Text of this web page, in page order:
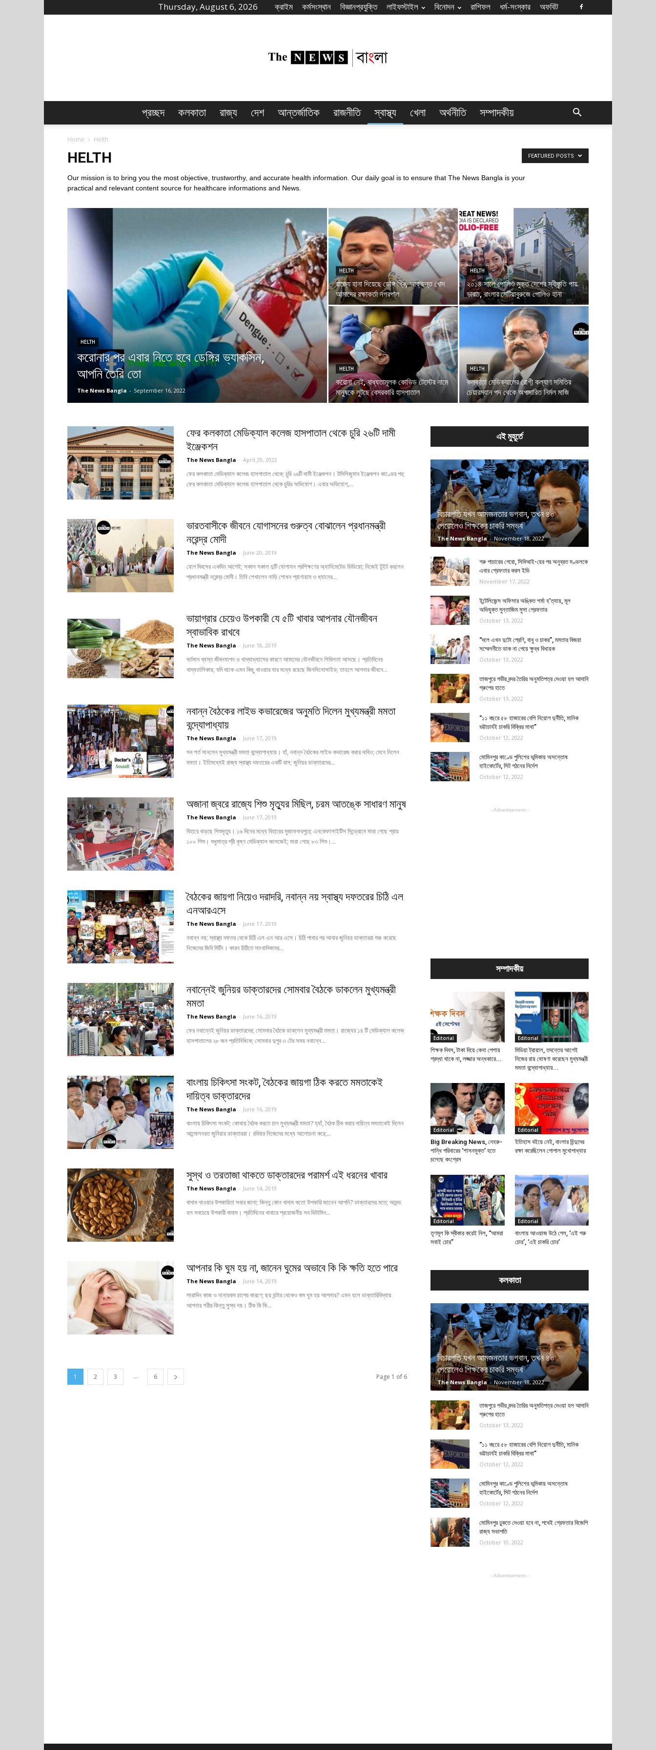
Thursday, August 6, 2026 ক্রাইম কর্মসংস্থান বিজ্ঞানপ্রযুক্তি লাইফস্টাইল বিনোদন রাশিফল ধৰ্ম-সংস্কার অফবিট
বাংলা
প্রচ্ছদ কলকাতা রাজ্য দেশ আন্তর্জাতিক রাজনীতি স্বাস্থ্য খেলা অর্থনীতি সম্পাদকীয়
Home Helth
HELTH
Our mission is to bring you the most objective, trustworthy, and accurate health information. Our daily goal is to ensure that The News Bangla is your
practical and relevant content source for healthcare informations and News.
FEATURED POSTS
HELTH
করোনার পর এবার নিতে হবে ডেঙ্গির ভ্যাকসিন,
আপনি তৈরি তো
The News Bangla - September 16, 2022
HELTH
রাজ্যে হানা দিয়েছে ডেঙ্গি থ্রি, আক্রান্ত খোদ
আমাদের রক্ষাকর্তা নগরপাল
HELTH
২০১৪ সালে পোলিও মুক্ত দেশের স্বীকৃতি পায়
ভারত, বাংলার মেটিয়াবুরুজে পোলিও হানা
HELTH
করোনা নেই, বাধ্যতামূলক কোভিড টেস্টের নামে
মানুষকে লুটছে বেসরকারি হাসপাতাল
HELTH
কলকাতা মেডিক্যালের রোগী কল্যাণ সমিতির
চেয়ারম্যান পদ থেকে অপসারিত নির্মল মাজি
ফের কলকাতা মেডিক্যাল কলেজ হাসপাতাল থেকে চুরি ২৬টি দামী
ইঞ্জেকশন
The News Bangla - April 29, 2022
ফের কলকাতা মেডিক্যাল কলেজ হাসপাতাল থেকে; চুরি ২৬টি দামী ইঞ্জেকশন। টসিলিজুমাব ইঞ্জেকশন কাণ্ডের পর;
ফের কলকাতা মেডিক্যাল কলেজ হাসপাতাল থেকে চুরির অভিযোগ। এবার অভিযোগ,...
ভারতবাসীকে জীবনে যোগাসনের গুরুত্ব বোঝালেন প্রধানমন্ত্রী
নরেন্দ্র মোদী
The News Bangla - June 20, 2019
যোগ দিবসের একদিন আগেই; সকাল সকাল দুটি যোগাসন প্রশিক্ষণের অ্যানিমেটেড ভিডিয়ো; নিজেই টুইট করলেন
প্রধানমন্ত্রী নরেন্দ্র মোদী। তিনি শেখালেন নাড়ি শোধন প্রাণায়াম ও ধ্যানের...
ভায়াগ্রার চেয়েও উপকারী যে ৫টি খাবার আপনার যৌনজীবন
স্বাভাবিক রাখবে
The News Bangla - June 18, 2019
বর্তমান ব্যস্ত জীবনযাপন ও খাদ্যাভ্যাসের কারণে আমাদের যৌনজীবনে শিথিলতা আসছে। প্রতিদিনের
খাদ্যতালিকায়; যদি থাকে এমন কিছু খাওয়ার যার মধ্যে রয়েছে জিনসিনোসাইড; তাহলে আপনার জীবনে...
নবান্ন বৈঠকের লাইভ কভারেজের অনুমতি দিলেন মুখ্যমন্ত্রী মমতা
বন্দ্যোপাধ্যায়
The News Bangla - June 17, 2019
সব শর্ত মানলেন মুখ্যমন্ত্রী মমতা বন্দ্যোপাধ্যায়। হাঁ, নবান্ন বৈঠকের লাইভ কভারেজ করার দাবিও; মেনে নিলেন
মমতা। ইতিমধ্যেই রাজ্য স্বাস্থ্য দফতরের একটি বাস; জুনিয়র ডাক্তারদের...
অজানা জ্বরে রাজ্যে শিশু মৃত্যুর মিছিল, চরম আতঙ্কে সাধারণ মানুষ
The News Bangla - June 17, 2019
বিহারে বাড়ছে শিশুমৃত্যু। ১৬ দিনের মধ্যে বিহারের মুজাফফরপুরে; এনকেফালাইটিস সিন্ড্রোমে মারা গেছে প্রায়
১০০ শিশু। শুধুমাত্র শ্রী কৃষ্ণ মেডিক্যাল কলেজেই; মারা গেছে ৮৩ শিশু।...
বৈঠকের জায়গা নিয়েও দরাদরি, নবান্ন নয় স্বাস্থ্য দফতরের চিঠি এল
এনআরএসে
The News Bangla - June 17, 2019
নবান্ন নয়; স্বাস্থ্য দফতর থেকে চিঠি এল এন আর এসে। চিঠি পাবার পর আবার জুনিয়র ডাক্তাররা শুরু করেছে
নিজেদের জিবি মিটিং। কারন চিঠিতে সাংবাদিকদের...
নবান্নেই জুনিয়র ডাক্তারদের সোমবার বৈঠকে ডাকলেন মুখ্যমন্ত্রী
মমতা
The News Bangla - June 16, 2019
ফের নবান্নেই জুনিয়র ডাক্তারদের; সোমবার বৈঠকে ডাকলেন মুখ্যমন্ত্রী মমতা। রাজ্যের ১৪ টি মেডিক্যাল কলেজ
হাসপাতালের ২৮ জন প্রতিনিধিকে; সোমবার দুপুর ৩ টের সময় নবান্নে...
বাংলায় চিকিৎসা সংকট, বৈঠকের জায়গা ঠিক করতে মমতাকেই
দায়িত্ব ডাক্তারদের
The News Bangla - June 16, 2019
বাংলায় চিকিৎসা সংকট; কোথায় বৈঠক করতে চান মুখ্যমন্ত্রী মমতা? হ্যাঁ, বৈঠক ঠিক করার দায়িত্ব মমতাকেই দিলেন
আন্দোলনরত জুনিয়ার ডাক্তাররা। রবিবার নিজেদের মধ্যে আলোচনা করে;...
সুস্থ ও তরতাজা থাকতে ডাক্তারদের পরামর্শ এই ধরনের খাবার
The News Bangla - June 14, 2019
বাদাম খাওয়ার উপকারিতা সবার জানা; কিন্তু কোন বাদাম কতো উপকারি জানেন আপনি? ডাক্তারদের মতে; আমন্ড
হল সবচেয়ে উপকারী বাদাম। প্রতিদিনের খাবারে প্রয়োজনীয় সব ভিটামিন...
আপনার কি ঘুম হয় না, জানেন ঘুমের অভাবে কি কি ক্ষতি হতে পারে
The News Bangla - June 14, 2019
সারাদিন কাজ ও নানারকম চাপের কারণে; ছয় ঘন্টার থেকেও কম ঘুম হয় আপনার? এমন হলে ডাক্তারিবিদ্যায়
আপনার শরীর কিন্তু সুস্থ নয়। ঠিক কি কি...
1 2 3 ... 6 Page 1 of 6
এই মুহূর্তে
বিচারপতি যখন আমজনতার ভগবান, তখন ৪০
পেরোলেও শিক্ষকের চাকরি সম্ভব
The News Bangla - November 18, 2022
গরু পাচারের গেরো, সিবিআই-য়ের পর অনুব্রত মণ্ডলকে
এবার গ্রেফতার করল ইডি
November 17, 2022
ইন্টেলিজেন্স অফিসার অঙ্কিত শর্মা হ’ত্যায়, মূল
অভিযুক্ত মুন্তাজিম মুসা গ্রেফতার
October 13, 2022
“দলে এখন দুটো শ্রেণি, বাবু ও চাকর”, মমতার বিজয়া
সম্মেলনীতে ডাক না পেয়ে ক্ষুব্ধ বিধায়ক
October 13, 2022
তাজপুরে গভীর বন্দর তৈরির অনুমতিপত্র দেওয়া হল আদানি
গ্রুপের হাতে
October 13, 2022
“১১ বছরে ৫৮ হাজারের বেশি নিয়োগ দুর্নীতি, মানিক
ভট্টাচার্যই চাকরি বিক্রির মাথা”
October 12, 2022
মোমিনপুর কাণ্ডে পুলিশের ভূমিকায় অসন্তোষ
হাইকোর্টের, সিট গঠনের নির্দেশ
October 12, 2022
- Advertisement -
সম্পাদকীয়
Editorial
শিক্ষক দিবস, টাকা দিয়ে কেনা পেশায়
শ্রদ্ধা থাকে না, লজ্জার অন্ধকারে...
Editorial
মিডিয়া ট্রায়াল, তদন্তের আগেই
নিজের রায় ঘোষণা করেছেন মুখ্যমন্ত্রী
মমতা বন্দ্যোপাধ্যায়...
Editorial
Big Breaking News, নেহরু-
গান্ধি পরিবারের ‘শাসনমুক্ত’ হতে
চলেছে কংগ্রেস
Editorial
ইতিহাস বইয়ে নেই, বাংলার হিন্দুদের
রক্ষা করেছিলেন গোপাল মুখোপাধ্যায়
Editorial
তৃণমূল কি স্বীকার করেই নিল, “আমরা
সবাই চোর”
Editorial
বাংলায় আওয়াজ উঠে গেল, ‘এই গরু
চোর’, ‘এই চাকরি চোর’
কলকাতা
বিচারপতি যখন আমজনতার ভগবান, তখন ৪০
পেরোলেও শিক্ষকের চাকরি সম্ভব
The News Bangla - November 18, 2022
তাজপুরে গভীর বন্দর তৈরির অনুমতিপত্র দেওয়া হল আদানি
গ্রুপের হাতে
October 13, 2022
“১১ বছরে ৫৮ হাজারের বেশি নিয়োগ দুর্নীতি, মানিক
ভট্টাচার্যই চাকরি বিক্রির মাথা”
October 12, 2022
মোমিনপুর কাণ্ডে পুলিশের ভূমিকায় অসন্তোষ
হাইকোর্টের, সিট গঠনের নির্দেশ
October 12, 2022
মোমিনপুর ঢুকতে দেওয়া হবে না, পথেই গ্রেফতার বিজেপি
রাজ্য সভাপতি
October 10, 2022
- Advertisement -